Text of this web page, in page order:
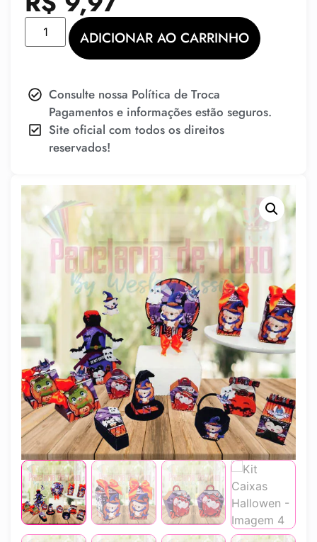
ADICIONAR AO CARRINHO
Consulte nossa Política de Troca
Pagamentos e informações estão seguros.
Site oficial com todos os direitos
reservados!